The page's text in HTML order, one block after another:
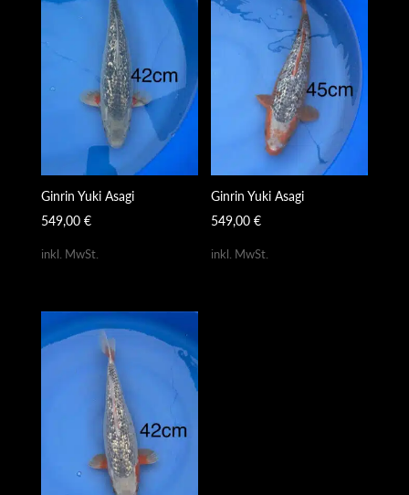
Ginrin Yuki Asagi
549,00 €
inkl. MwSt.
Ginrin Yuki Asagi
549,00€
inkl. MwSt.